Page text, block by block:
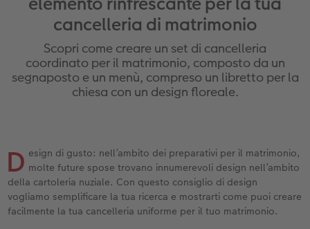
Custodia personalizzata
FOTOLIBRO CEWE Kids
Come ordinare
Esempi di clienti
Nature Prints
Set di foto
Fototessere
Accessori
Poster con mappa
hexxas
Foto su legno
Poster Gallery
Altre occasioni
Foto biglietti
Giochi
Animali domestici
Foto-box regalo
Idee regalo
Cover in silicone
Cover in pelle
Con design
Calendari da parete con design
Calendario da parete A4 Panoramico
Accessori
Cartoline fotografiche istantanee
Collage di foto istantanee
Trova la filiale
per il compleanno
Regali d’addio
per l’addio al nubilato
Matrimonio
Concorsi fotografici
cancelleria di matrimonio
Scopri come creare un set di cancelleria
coordinato per il matrimonio, composto da un
segnaposto e un menù, compreso un libretto per la
chiesa con un design floreale.
D esign di gusto: nell’ambito dei preparativi per il matrimonio,
molte future spose trovano innumerevoli design nell’ambito
della cartoleria nuziale. Con questo consiglio di design
vogliamo semplificare la tua ricerca e mostrarti come puoi creare
facilmente la tua cancelleria uniforme per il tuo matrimonio.